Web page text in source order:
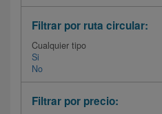
Filtrar por ruta circular:
Cualquier tipo
Si
No
Filtrar por precio: